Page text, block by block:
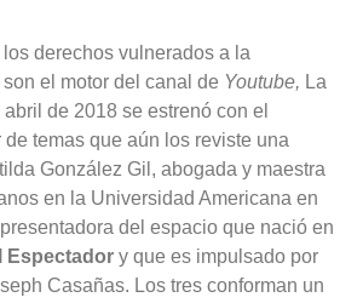
derechos vulnerados a la
el motor del canal de Youtube, La
de 2018 se estrenó con el
temas que aún los reviste una
González Gil, abogada y maestra
en la Universidad Americana en
del espacio que nació en
Espectador y que es impulsado por
Casañas. Los tres conforman un